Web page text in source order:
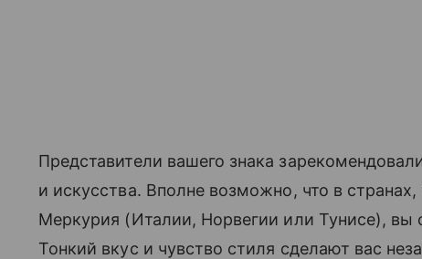
Представители вашего знака
и искусства. Вполне возможно, что в
Меркурия (Италии, Норвегии или Тунисе), вы
Тонкий вкус и чувство стиля сделают вас